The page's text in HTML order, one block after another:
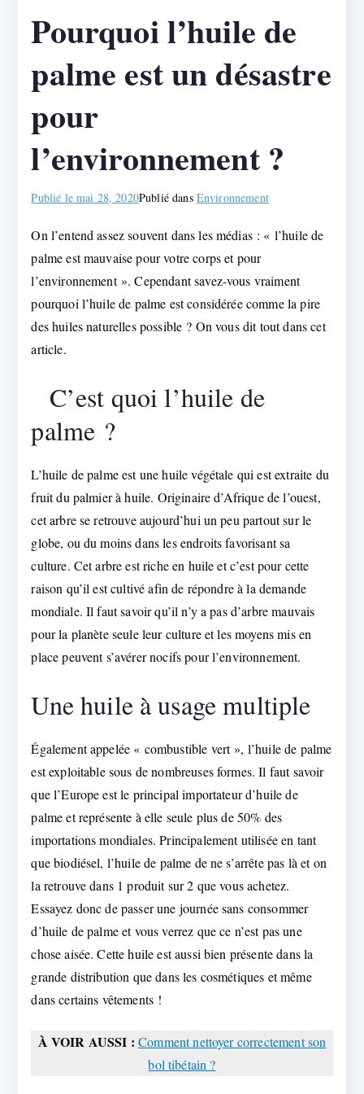
Pourquoi l’huile de
palme est un désastre
pour
l’environnement ?
Publié lemai 28, 2020Publié dans Environnement
On l’entend assez souvent dans les médias : « l’huile de
palme est mauvaise pour votre corps et pour
l’environnement ». Cependant savez-vous vraiment
pourquoi l’huile de palme est considérée comme la pire
des huiles naturelles possible ? On vous dit tout dans cet
article.
C’est quoi l’huile de
palme ?
L’huile de palme est une huile végétale qui est extraite du
fruit du palmier à huile. Originaire d’Afrique de l’ouest,
cet arbre se retrouve aujourd’hui un peu partout sur le
globe, ou du moins dans les endroits favorisant sa
culture. Cet arbre est riche en huile et c’est pour cette
raison qu’il est cultivé afin de répondre à la demande
mondiale. Il faut savoir qu’il n’y a pas d’arbre mauvais
pour la planète seule leur culture et les moyens mis en
place peuvent s’avérer nocifs pour l’environnement.
Une huile à usage multiple
Également appelée « combustible vert », l’huile de palme
est exploitable sous de nombreuses formes. Il faut savoir
que l’Europe est le principal importateur d’huile de
palme et représente à elle seule plus de 50% des
importations mondiales. Principalement utilisée en tant
que biodiésel, l’huile de palme de ne s’arrête pas là et on
la retrouve dans 1 produit sur 2 que vous achetez.
Essayez donc de passer une journée sans consommer
d’huile de palme et vous verrez que ce n’est pas une
chose aisée. Cette huile est aussi bien présente dans la
grande distribution que dans les cosmétiques et même
dans certains vêtements !
À VOIR AUSSI : Comment nettoyer correctement son
bol tibétain ?